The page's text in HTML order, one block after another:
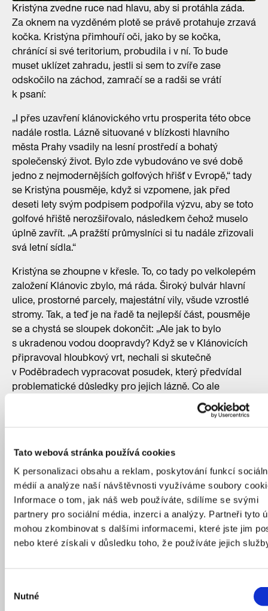
Tato webová stránka používá cookies
K personalizaci obsahu a reklam, poskytování funkcí
médií a analýze naší návštěvnosti využíváme soubory
Informace o tom, jak náš web používáte, sdílíme se svými
partnery pro sociální média, inzerci a analýzy. Partneři tyto
mohou zkombinovat s dalšími informacemi, které jste jim
nebo které získali v důsledku toho, že používáte jejich
souhlasu
Nutné
Kristýna zvedne ruce nad hlavu, aby si protáhla záda.
Za oknem na vyzděném plotě se právě protahuje zrzavá
kočka. Kristýna přimhouří oči, jako by se kočka,
chránící si své teritorium, probudila i v ní. To bude
muset uklízet zahradu, jestli si sem to zvíře zase
odskočilo na záchod, zamračí se a radši se vrátí
k psaní:
„I přes uzavření klánovického vrtu prosperita této obce
nadále rostla. Lázně situované v blízkosti hlavního
města Prahy vsadily na lesní prostředí a bohatý
společenský život. Bylo zde vybudováno ve své době
jedno z nejmodernějších golfových hřišť v Evropě,“ tady
se Kristýna pousměje, když si vzpomene, jak před
deseti lety svým podpisem podpořila výzvu, aby se toto
golfové hřiště nerozšiřovalo, následkem čehož muselo
úplně zavřít. „A pražští průmyslníci si tu nadále zřizovali
svá letní sídla.“
Kristýna se zhoupne v křesle. To, co tady po velkolepém
založení Klánovic zbylo, má ráda. Široký bulvár hlavní
ulice, prostorné parcely, majestátní vily, všude vzrostlé
stromy. Tak, a teď je na řadě ta nejlepší část, pousměje
se a chystá se sloupek dokončit: „Ale jak to bylo
s ukradenou vodou doopravdy? Když se v Klánovicích
připravoval hloubkový vrt, nechali si skutečně
v Poděbradech vypracovat posudek, který předvídal
problematické důsledky pro jejich lázně. Co ale
způsobilo, že se voda v Poděbradech po otevření
klánovického vrtu opravdu ztratila? Zapříčinila to
v době, kdy mělo probíhat jednání poděbradských
a klánovických představitelů. A jak bylo posléze
zapsáno v klánovické kronice, dostal za to deset tisíc
korun.“